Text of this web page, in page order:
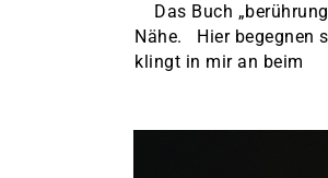
Das Buch
Nähe. Hier begegnen
klingt in mir an beim